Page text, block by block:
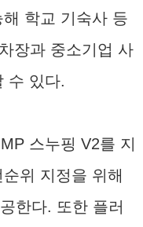
학교 기숙사 등
장과 중소기업 사
수 있다.
스누핑 V2를 지
위 지정을 위해
한다. 또한 플러